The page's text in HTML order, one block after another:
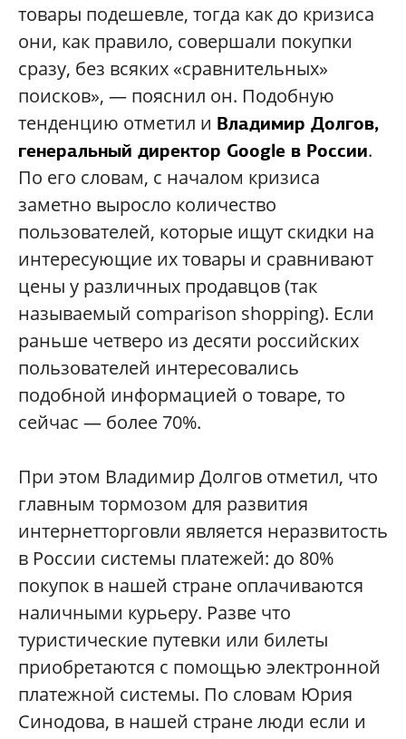
товары подешевле, тогда как до кризиса
они, как правило, совершали покупки
сразу, без всяких «сравнительных»
поисков», — пояснил он. Подобную
тенденцию отметил и Владимир Долгов,
генеральный директор Google в России.
По его словам, с началом кризиса
заметно выросло количество
пользователей, которые ищут скидки на
интересующие их товары и сравнивают
цены у различных продавцов (так
называемый comparison shopping). Если
раньше четверо из десяти российских
пользователей интересовались
подобной информацией о товаре, то
сейчас — более 70%.
При этом Владимир Долгов отметил, что
главным тормозом для развития
интернетторговли является неразвитость
в России системы платежей: до 80%
покупок в нашей стране оплачиваются
наличными курьеру. Разве что
туристические путевки или билеты
приобретаются с помощью электронной
платежной системы. По словам Юрия
Синодова, в нашей стране люди если и